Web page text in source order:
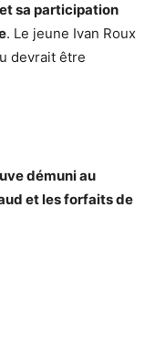
sa participation
. Le jeune Ivan Roux
devrait être
démuni au
et les forfaits de